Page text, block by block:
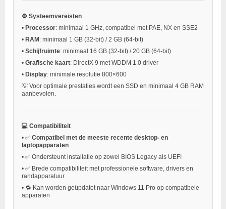
⚙️ Systeemvereisten
• Processor: minimaal 1 GHz, compatibel met PAE, NX en SSE2
• RAM: minimaal 1 GB (32-bit) / 2 GB (64-bit)
• Schijfruimte: minimaal 16 GB (32-bit) / 20 GB (64-bit)
• Grafische kaart: DirectX 9 met WDDM 1.0 driver
• Display: minimale resolutie 800×600
💡 Voor optimale prestaties wordt een SSD en minimaal 4 GB RAM
aanbevolen.
💻 Compatibiliteit
• ✅ Compatibel met de meeste recente desktop- en
laptopapparaten
• ✅ Ondersteunt installatie op zowel BIOS Legacy als UEFI
• ✅ Brede compatibiliteit met professionele software, drivers en
randapparatuur
• 🔁 Kan worden geüpdatet naar Windows 11 Pro op compatibele
apparaten